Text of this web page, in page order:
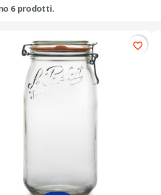
6 prodotti.
favorite_border